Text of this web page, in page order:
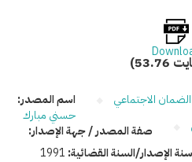
الضمان الاجتماعي
سنة الإصدار/السنة القضائية: 1991
اسم المصدر:
حسني مبارك
صفة المصدر / جهة الإصدار: